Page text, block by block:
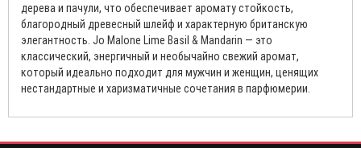
дерева и пачули, что обеспечивает аромату стойкость,
благородный древесный шлейф и характерную британскую
элегантность. Jo Malone Lime Basil & Mandarin — это
классический, энергичный и необычайно свежий аромат,
который идеально подходит для мужчин и женщин, ценящих
нестандартные и харизматичные сочетания в парфюмерии.